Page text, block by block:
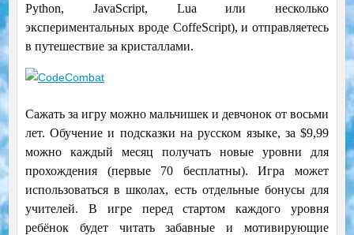
Python, JavaScript, Lua или несколько
экспериментальных вроде CoffeScript), и отправляетесь
в путешествие за кристаллами.
Сажать за игру можно мальчишек и девчонок от восьми
лет. Обучение и подсказки на русском языке, за $9,99
можно каждый месяц получать новые уровни для
прохождения (первые 70 бесплатны). Игра может
использоваться в школах, есть отдельные бонусы для
учителей. В игре перед стартом каждого уровня
ребёнок будет читать забавные и мотивирующие